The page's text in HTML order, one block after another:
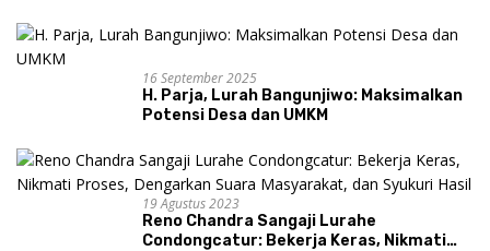
16 September 2025
H. Parja, Lurah Bangunjiwo: Maksimalkan
Potensi Desa dan UMKM
19 Agustus 2023
Reno Chandra Sangaji Lurahe
Condongcatur: Bekerja Keras, Nikmati